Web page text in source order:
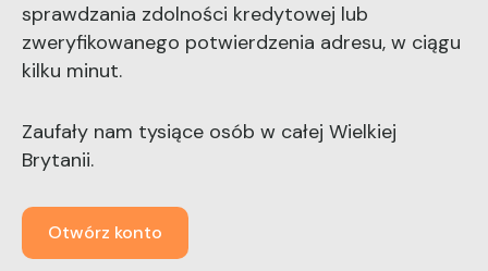
sprawdzania zdolności kredytowej lub
zweryfikowanego potwierdzenia adresu, w ciągu
kilku minut.
Zaufały nam tysiące osób w całej Wielkiej
Brytanii.
Otwórz konto